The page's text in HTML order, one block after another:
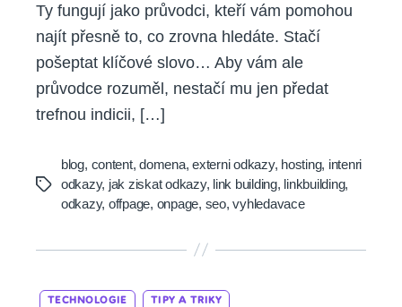
Ty fungují jako průvodci, kteří vám pomohou
najít přesně to, co zrovna hledáte. Stačí
pošeptat klíčové slovo… Aby vám ale
průvodce rozuměl, nestačí mu jen předat
trefnou indicii, […]
Tags
blog, content,domena,externi odkazy, hosting, intenri
odkazy, jak ziskat odkazy, link building, linkbuilding,
odkazy, offpage, onpage, seo,vyhledavace
Categories
TECHNOLOGIE TIPY A TRIKY